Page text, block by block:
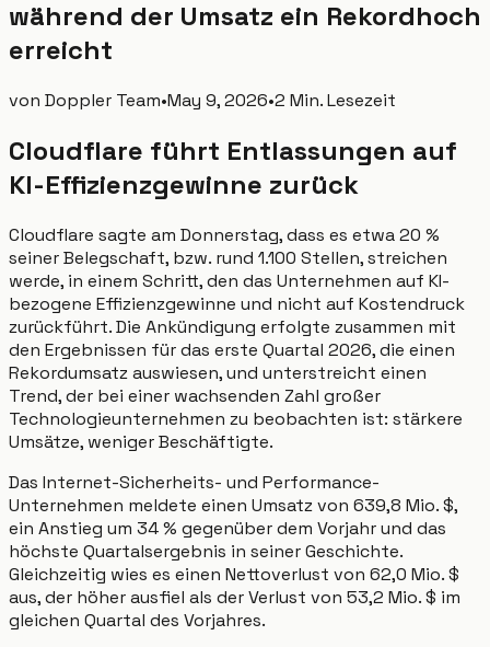
während der Umsatz ein Rekordhoch
erreicht
von Doppler Team•May 9, 2026•2 Min. Lesezeit
Cloudflare führt Entlassungen auf
KI-Effizienzgewinne zurück
Cloudflare sagte am Donnerstag, dass es etwa 20 %
seiner Belegschaft, bzw. rund 1.100 Stellen, streichen
werde, in einem Schritt, den das Unternehmen auf KI-
bezogene Effizienzgewinne und nicht auf Kostendruck
zurückführt. Die Ankündigung erfolgte zusammen mit
den Ergebnissen für das erste Quartal 2026, die einen
Rekordumsatz auswiesen, und unterstreicht einen
Trend, der bei einer wachsenden Zahl großer
Technologieunternehmen zu beobachten ist: stärkere
Umsätze, weniger Beschäftigte.
Das Internet-Sicherheits- und Performance-
Unternehmen meldete einen Umsatz von 639,8 Mio. $,
ein Anstieg um 34 % gegenüber dem Vorjahr und das
höchste Quartalsergebnis in seiner Geschichte.
Gleichzeitig wies es einen Nettoverlust von 62,0 Mio. $
aus, der höher ausfiel als der Verlust von 53,2 Mio. $ im
gleichen Quartal des Vorjahres.